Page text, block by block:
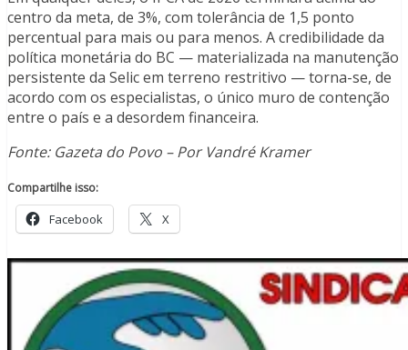
centro da meta, de 3%, com tolerância de 1,5 ponto
percentual para mais ou para menos. A credibilidade da
política monetária do BC — materializada na manutenção
persistente da Selic em terreno restritivo — torna-se, de
acordo com os especialistas, o único muro de contenção
entre o país e a desordem financeira.
Fonte: Gazeta do Povo – Por Vandré Kramer
Compartilhe isso:
Facebook X